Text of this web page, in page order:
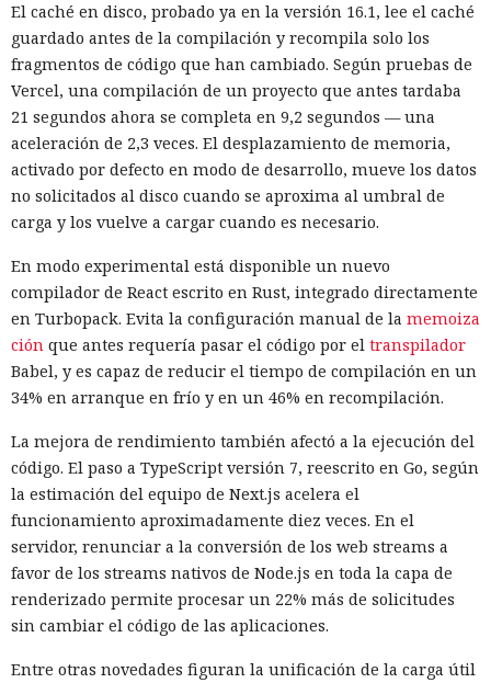
La decisión se produjo en medio del empeoramiento de las
disputas comerciales y tecnológicas entre Pekín y
Washington, que ponen en peligro la frágil tregua
alcanzada en las últimas cumbres bilaterales. El día
anterior, el Ministerio de Comercio de China anunció
nuevas restricciones contra empresas estadounidenses y la
exportación de drones a EE. UU., calificándolas como
respuesta a las recientes medidas de Washington contra el
acceso de empresas chinas al mercado estadounidense. El
regulador no precisó si estas acciones están relacionadas
con la revisión a Palo Alto.
La presión sobre la compañía no es nueva: ya en enero se
recomendó a las organizaciones chinas que renunciaran al
software de más de una decena de desarrolladores
estadounidenses e israelíes de soluciones de
ciberseguridad, incluida Palo Alto Networks. Esta última,
por cierto, se especializa en protección de redes y en la
nube, y tiene oficinas en Pekín, Shanghái, Cantón,
Shenzhen y Macao.
Un escenario similar ya se desarrolló con el fabricante de
chips de memoria Micron Technology. En 2023, la
Administración del Ciberespacio de China determinó que
los productos de la compañía no superaron la revisión y
prohibió a los operadores de infraestructura crítica del país
El caché en disco, probado ya en la versión 16.1, lee el caché
guardado antes de la compilación y recompila solo los
fragmentos de código que han cambiado. Según pruebas de
Vercel, una compilación de un proyecto que antes tardaba
21 segundos ahora se completa en 9,2 segundos — una
aceleración de 2,3 veces. El desplazamiento de memoria,
activado por defecto en modo de desarrollo, mueve los datos
no solicitados al disco cuando se aproxima al umbral de
carga y los vuelve a cargar cuando es necesario.
En modo experimental está disponible un nuevo
compilador de React escrito en Rust, integrado directamente
en Turbopack. Evita la configuración manual de la memoiza
ción que antes requería pasar el código por el transpilador
Babel, y es capaz de reducir el tiempo de compilación en un
34% en arranque en frío y en un 46% en recompilación.
La mejora de rendimiento también afectó a la ejecución del
código. El paso a TypeScript versión 7, reescrito en Go, según
la estimación del equipo de Next.js acelera el
funcionamiento aproximadamente diez veces. En el
servidor, renunciar a la conversión de los web streams a
favor de los streams nativos de Node.js en toda la capa de
renderizado permite procesar un 22% más de solicitudes
sin cambiar el código de las aplicaciones.
Entre otras novedades figuran la unificación de la carga útil